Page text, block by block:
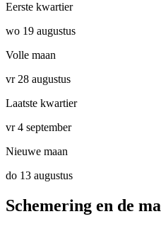
Eerste kwartier
wo 19 augustus
Volle maan
vr 28 augustus
Laatste kwartier
vr 4 september
Nieuwe maan
do 13 augustus
Schemering en de